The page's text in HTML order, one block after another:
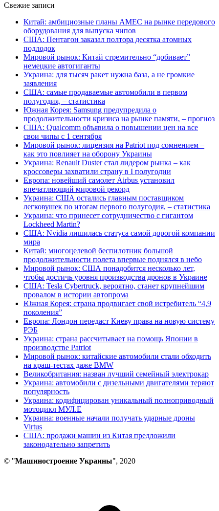
Свежие записи
Китай: амбициозные планы AMEC на рынке передового
оборудования для выпуска чипов
США: Пентагон заказал полтора десятка атомных
подлодок
Мировой рынок: Китай стремительно “добивает”
немецкие автогиганты
Украина: для тысяч ракет нужна база, а не громкие
заявления
США: самые продаваемые автомобили в первом
полугодия, – статистика
Южная Корея: Samsung предупредила о
продолжительности кризиса на рынке памяти, – прогноз
США: Qualcomm объявила о повышении цен на все
свои чипы с 1 сентября
Мировой рынок: лицензия на Patriot под сомнением –
как это повлияет на оборону Украины
Украина: Renault Duster стал лидером рынка – как
кроссоверы захватили страну в I полугодии
Европа: новейший самолет Airbus установил
впечатляющий мировой рекорд
Украина: США остались главным поставщиком
легковушек по итогам первого полугодия, – статистика
Украина: что принесет сотрудничество с гигантом
Lockheed Martin?
США: Nvidia лишилась статуса самой дорогой компании
мира
Китай: многоцелевой беспилотник большой
продолжительности полета впервые поднялся в небо
Мировой рынок: США понадобится несколько лет,
чтобы достичь уровня производства дронов в Украине
США: Tesla Cybertruck, вероятно, станет крупнейшим
провалом в истории автопрома
Южная Корея: страна продвигает свой истребитель “4,9
поколения”
Европа: Лондон передаст Киеву права на новую систему
РЭБ
Украина: страна рассчитывает на помощь Японии в
производстве Patriot
Мировой рынок: китайские автомобили стали обходить
на краш-тестах даже BMW
Великобритания: назван лучший семейный электрокар
Украина: автомобили с дизельными двигателями теряют
популярность
Украина: кодифицирован уникальный полноприводный
мотоцикл МУЛ.Е
Украина: военные начали получать ударные дроны
Virtus
США: продажи машин из Китая предложили
законодательно запретить
© "Машиностроение Украины", 2020